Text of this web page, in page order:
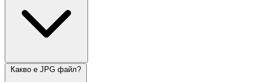
Какво е JPG файл?